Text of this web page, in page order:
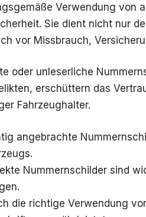
Verwendung von
Sie dient nicht nur
vor Missbrauch,
oder unleserliche
erschüttern das
Fahrzeughalter.
angebrachte
Nummernschilder sind
die richtige Verwendung